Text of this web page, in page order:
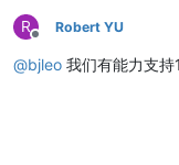
R
Offline
Robert YU
@bjleo 我们有能力支